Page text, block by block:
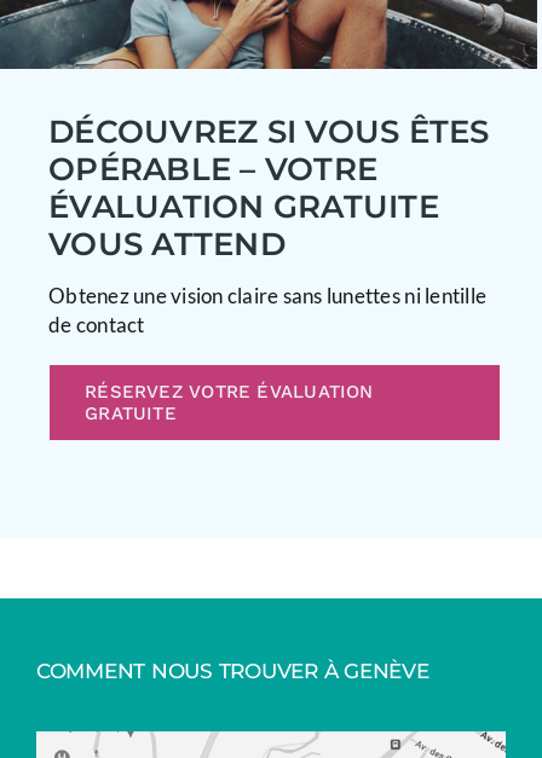
DÉCOUVREZ SI VOUS ÊTES
OPÉRABLE – VOTRE
ÉVALUATION GRATUITE
VOUS ATTEND
Obtenez une vision claire sans lunettes ni lentille
de contact
RÉSERVEZ VOTRE ÉVALUATION
GRATUITE
COMMENT NOUS TROUVER À GENÈVE